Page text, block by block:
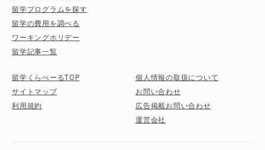
留学プログラムを探す
留学の費用を調べる
ワーキングホリデー
留学記事一覧
留学くらべーるTOP
サイトマップ
利用規約
個人情報の取扱について
お問い合わせ
広告掲載お問い合わせ
運営会社